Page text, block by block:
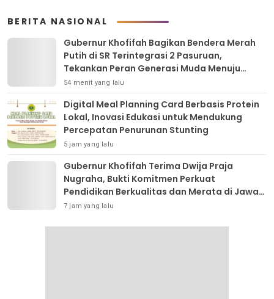
BERITA NASIONAL
Gubernur Khofifah Bagikan Bendera Merah
Putih di SR Terintegrasi 2 Pasuruan,
Tekankan Peran Generasi Muda Menuju
Indonesia Emas 2045
54 menit yang lalu
Digital Meal Planning Card Berbasis Protein
Lokal, Inovasi Edukasi untuk Mendukung
Percepatan Penurunan Stunting
5 jam yang lalu
Gubernur Khofifah Terima Dwija Praja
Nugraha, Bukti Komitmen Perkuat
Pendidikan Berkualitas dan Merata di Jawa
Timur
7 jam yang lalu